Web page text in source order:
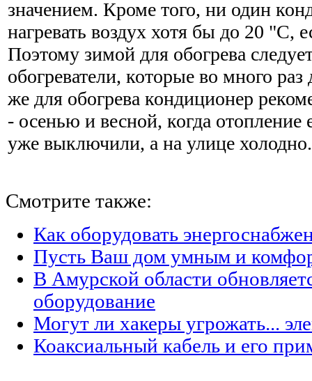
значением. Кроме того, ни один
нагревать воздух хотя бы до 20 "С,
Поэтому зимой для обогрева
обогреватели, которые во много
же для обогрева кондиционер
- осенью и весной, когда
уже выключили, а на улице холодно.
Смотрите также:
Как оборудовать
Пусть Ваш дом умным и
В Амурской области
оборудование
Могут ли хакеры угрожать...
Коаксиальный кабель и его